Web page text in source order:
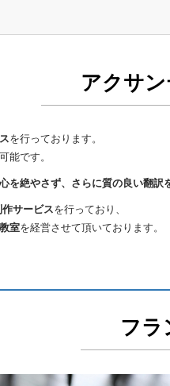
アクサ
を行っております。
能です。
を絶やさず、さらに質の良い翻訳
サービスを行っており、
室を経営させて頂いております。
フラ